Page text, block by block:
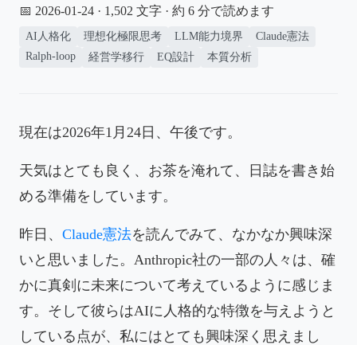
📅 2026-01-24 · 1,502 文字 · 約 6 分で読めます
AI人格化 理想化極限思考 LLM能力境界
Claude憲法
Ralph-loop
経営学移行 EQ設計 本質分析
現在は2026年1月24日、午後です。
天気はとても良く、お茶を淹れて、日誌を書き始
める準備をしています。
昨日、 Claude憲法を読んでみて、なかなか興味深
いと思いました。Anthropic社の一部の人々は、確
かに真剣に未来について考えているように感じま
す。そして彼らはAIに人格的な特徴を与えようと
している点が、私にはとても興味深く思えまし